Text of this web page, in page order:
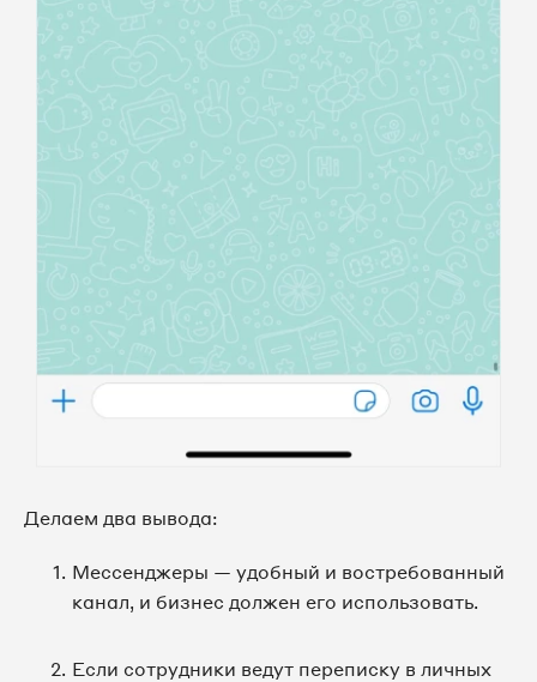
Делаем два вывода:
Мессенджеры — удобный и востребованный
канал, и бизнес должен его использовать.
Если сотрудники ведут переписку в личных